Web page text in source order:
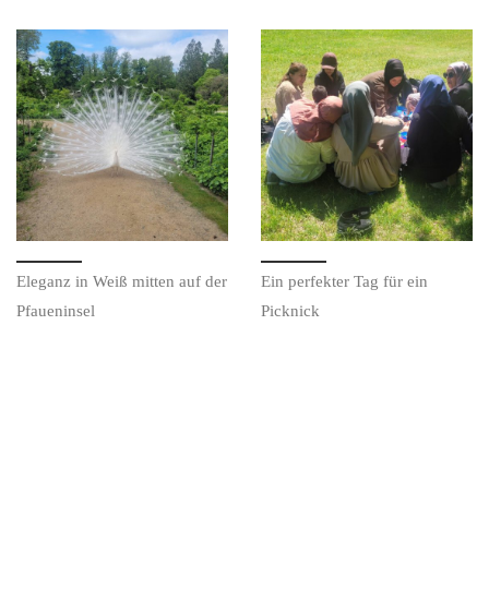
Eleganz in Weiß mitten auf der
Pfaueninsel
Ein perfekter Tag für ein
Picknick